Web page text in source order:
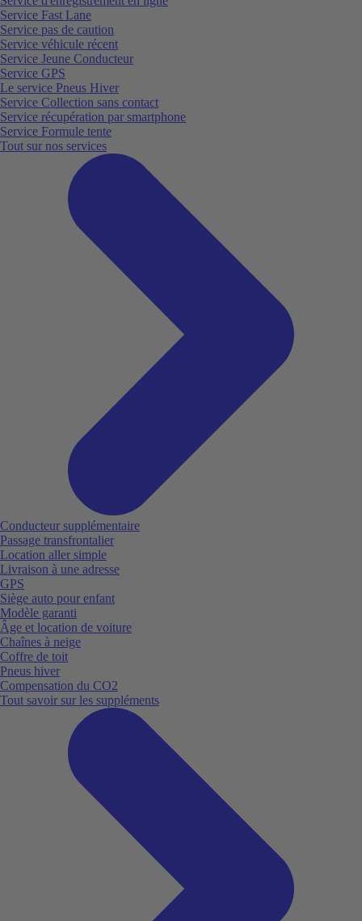
Service Fast Lane
Service pas de caution
Service véhicule récent
Service Jeune Conducteur
Service GPS
Le service Pneus Hiver
Service Collection sans contact
Service récupération par smartphone
Service Formule tente
Tout sur nos services
Conducteur supplémentaire
Passage transfrontalier
Location aller simple
Livraison à une adresse
GPS
Siège auto pour enfant
Modèle garanti
Âge et location de voiture
Chaînes à neige
Coffre de toit
Pneus hiver
Compensation du CO2
Tout savoir sur les suppléments